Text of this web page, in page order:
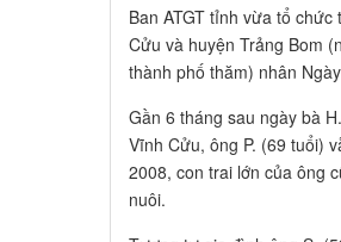
Ban ATGT tỉnh vừa tổ
Cửu và huyện Trảng Bom
thành phố thăm) nhân
Gần 6 tháng sau ngày bà
Vĩnh Cửu, ông P. (69 tuổi)
2008, con trai lớn của ông
nuôi.